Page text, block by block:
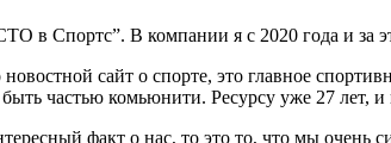
в Спортс”. В компании я с 2020 года и за
сайт о спорте, это главное
быть частью комьюнити. Ресурсу уже 27
факт о нас, то это то, что мы очень